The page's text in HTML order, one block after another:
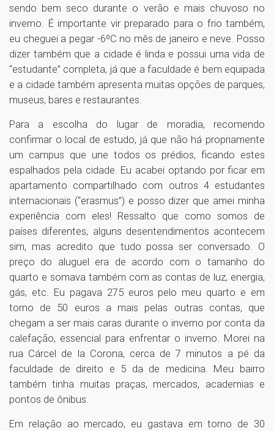
sendo bem seco durante o verão e mais chuvoso no
inverno. É importante vir preparado para o frio também,
eu cheguei a pegar -6ºC no mês de janeiro e neve. Posso
dizer também que a cidade é linda e possui uma vida de
“estudante” completa, já que a faculdade é bem equipada
e a cidade também apresenta muitas opções de parques,
museus, bares e restaurantes.
Para a escolha do lugar de moradia, recomendo
confirmar o local de estudo, já que não há propriamente
um campus que une todos os prédios, ficando estes
espalhados pela cidade. Eu acabei optando por ficar em
apartamento compartilhado com outros 4 estudantes
internacionais (“erasmus”) e posso dizer que amei minha
experiência com eles! Ressalto que como somos de
países diferentes, alguns desentendimentos acontecem
sim, mas acredito que tudo possa ser conversado. O
preço do aluguel era de acordo com o tamanho do
quarto e somava também com as contas de luz, energia,
gás, etc. Eu pagava 275 euros pelo meu quarto e em
torno de 50 euros a mais pelas outras contas, que
chegam a ser mais caras durante o inverno por conta da
calefação, essencial para enfrentar o inverno. Morei na
rua Cárcel de la Corona, cerca de 7 minutos a pé da
faculdade de direito e 5 da de medicina. Meu bairro
também tinha muitas praças, mercados, academias e
pontos de ônibus.
Em relação ao mercado, eu gastava em torno de 30